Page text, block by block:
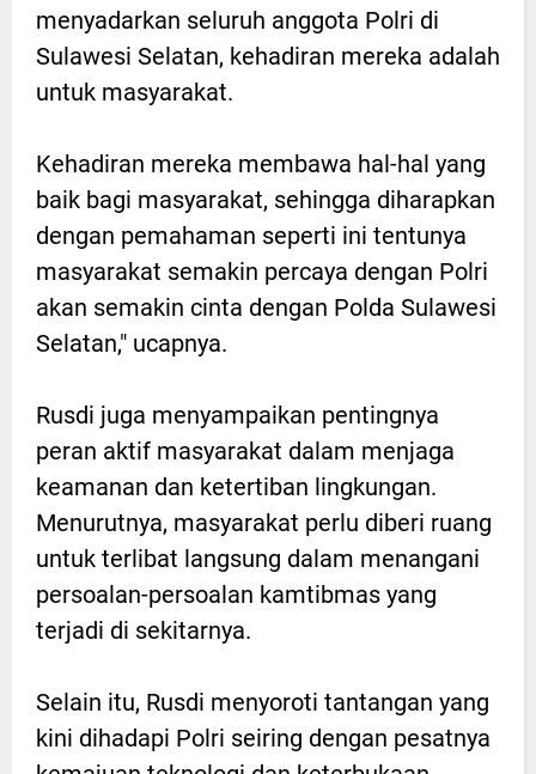
menyadarkan seluruh anggota Polri di
Sulawesi Selatan, kehadiran mereka adalah
untuk masyarakat.
Kehadiran mereka membawa hal-hal yang
baik bagi masyarakat, sehingga diharapkan
dengan pemahaman seperti ini tentunya
masyarakat semakin percaya dengan Polri
akan semakin cinta dengan Polda Sulawesi
Selatan," ucapnya.
Rusdi juga menyampaikan pentingnya
peran aktif masyarakat dalam menjaga
keamanan dan ketertiban lingkungan.
Menurutnya, masyarakat perlu diberi ruang
untuk terlibat langsung dalam menangani
persoalan-persoalan kamtibmas yang
terjadi di sekitarnya.
Selain itu, Rusdi menyoroti tantangan yang
kini dihadapi Polri seiring dengan pesatnya